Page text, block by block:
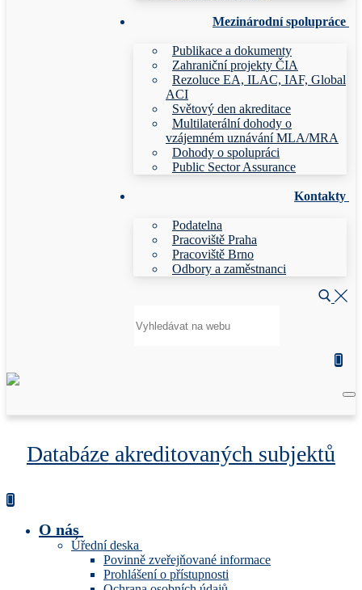
Mezinárodní spolupráce
Publikace a dokumenty
Zahraniční projekty ČIA
Rezoluce EA, ILAC, IAF, Global
ACI
Světový den akreditace
Multilaterální dohody o
vzájemném uznávání MLA/MRA
Dohody o spolupráci
Public Sector Assurance
Kontakty
Podatelna
Pracoviště Praha
Pracoviště Brno
Odbory a zaměstnanci
Databáze akreditovaných subjektů
O nás
Úřední deska
Povinně zveřejňované informace
Prohlášení o přístupnosti